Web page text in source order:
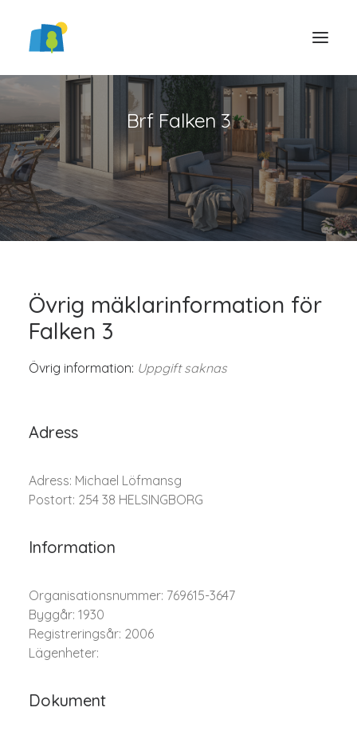
Brf Falken 3
Övrig mäklarinformation för
Falken 3
Övrig information: Uppgift saknas
Adress
Adress: Michael Löfmansg
Postort: 254 38 HELSINGBORG
Information
Organisationsnummer: 769615-3647
Byggår: 1930
Registreringsår: 2006
Lägenheter:
Dokument